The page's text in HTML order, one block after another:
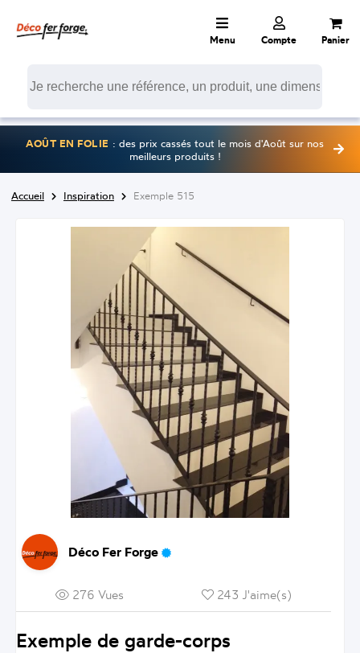
Menu Compte Panier
AOÛT EN FOLIE : des prix cassés tout le mois d'Août sur nos
meilleurs produits !
Accueil Inspiration Exemple 515
Déco Fer Forge
276 Vues 243 J'aime(s)
Exemple de garde-corps